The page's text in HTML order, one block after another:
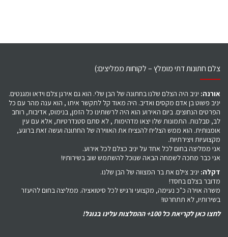
צלם חתונות דתי מומלץ – לקוחות ממליצים:)
אורנה: יניב היה הצלם שלנו בחתונה של הבן שלי. הוא גם אירגן צלם וידאו ומגנטים.
יניב פשוט בן אדם מקסים ואדיב. היה מאוד קל לתקשר איתו , הוא ענה מהר עם כל
הפרטים הנחוצים. ביום האירוע הוא היה לרשותינו כל הזמן, בנימוס, אדיבות, רוחב
לב, סבלנות. התמונות שלו יצאו מדהימות , לא סתם סטנדרטיות, אלא עם עין
אומנותית. הוא ממש הצליח להנציח את האווירה של החתונה ועשה זאת ברוגע,
מקצועיות ויצירתיות.
אני ממליצה בחום לכל אחד על יניב כצלם לכל אירוע.
אני כבר מחכה לשמחה הבאה שנוכל להשתמש שוב בשירותיו!
דקלה: יניב צילם את בר המצווה של הבן שלנו.
מדובר בצלם בחסד!
משרה אוירה כ"כ נעימה, מקצועי ורגיש לכל סיטואציה. ממליצה בחום להיעזר
בשירותיו, לא תתחרטו!
לחצו כאן לקריאת כל 100+ ההמלצות עלינו בגוגל!